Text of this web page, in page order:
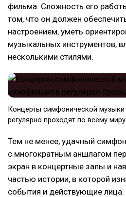
фильма. Сложность его
том, что он должен
настроением, уметь
музыкальных инструментов,
несколькими стилями.
Концерты симфонической
регулярно проходят по всему миру.
Тем не менее, удачный
с многократным аншлагом
экран в концертные залы и
частью истории, в которой
события и действующие лица.